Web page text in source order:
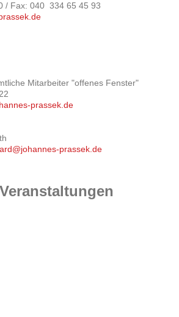
/ Fax: 040 334 65 45 93
Mitarbeiter "offenes Fenster"
prassek.de
prassek.de